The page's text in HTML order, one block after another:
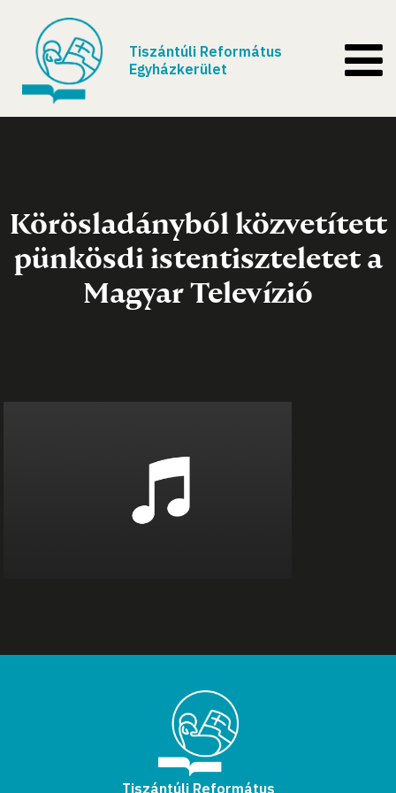
Tiszántúli Református
Egyházkerület
Körösladányból közvetített
pünkösdi istentiszteletet a
Magyar Televízió
Tiszántúli Református